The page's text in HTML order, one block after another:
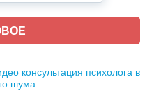
консультация психолога в
шума